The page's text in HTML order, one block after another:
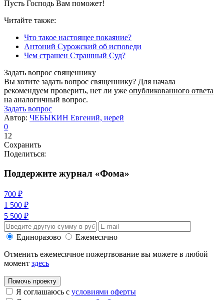
Пусть Господь Вам поможет!
Читайте также:
Что такое настоящее покаяние?
Антоний Сурожский об исповеди
Чем страшен Страшный Суд?
Задать вопрос священнику
Вы хотите задать вопрос священнику? Для начала
рекомендуем проверить, нет ли уже опубликованного ответа
на аналогичный вопрос.
Задать вопрос
Автор: ЧЕБЫКИН Евгений, иерей
0
12
Сохранить
Поделиться:
Поддержите журнал «Фома»
700 ₽
1 500 ₽
5 500 ₽
Единоразово
Ежемесячно
Отменить ежемесячное пожертвование вы можете в любой
момент здесь
Помочь проекту
Я соглашаюсь с условиями оферты